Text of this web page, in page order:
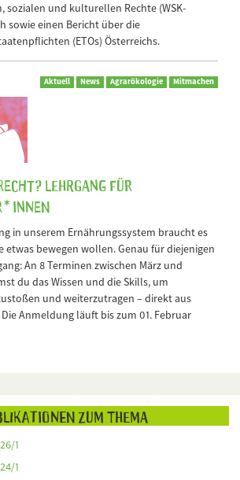
sozialen und kulturellen Rechte (WSK-
sowie einen Bericht über die
(ETOs) Österreichs.
Aktuell News Agrarökologie Mitmachen
Lehrgang für
in unserem Ernährungssystem braucht es
etwas bewegen wollen. Genau für diejenigen
An 8 Terminen zwischen März und
du das Wissen und die Skills, um
und weiterzutragen – direkt aus
Anmeldung läuft bis zum 01. Februar
zum Thema
1
1